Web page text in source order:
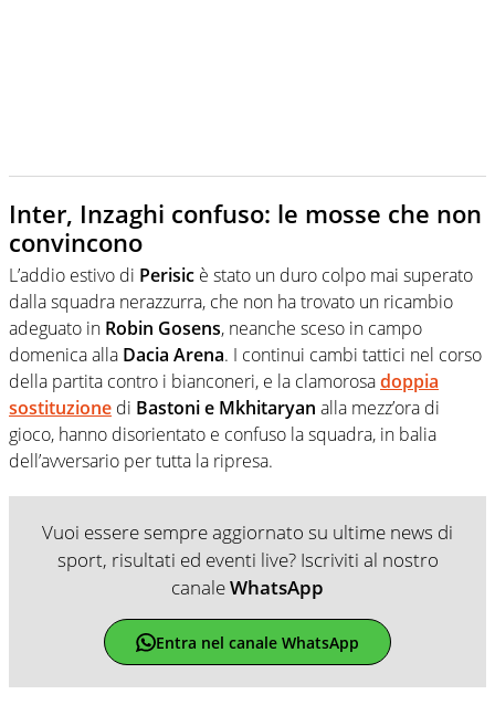
Inter, Inzaghi confuso: le mosse che non
convincono
L’addio estivo di Perisic è stato un duro colpo mai superato
dalla squadra nerazzurra, che non ha trovato un ricambio
adeguato in Robin Gosens, neanche sceso in campo
domenica alla Dacia Arena. I continui cambi tattici nel corso
della partita contro i bianconeri, e la clamorosadoppia
sostituzione di Bastoni e Mkhitaryan alla mezz’ora di
gioco, hanno disorientato e confuso la squadra, in balia
dell’avversario per tutta la ripresa.
Vuoi essere sempre aggiornato su ultime news di
sport, risultati ed eventi live? Iscriviti al nostro
canaleWhatsApp
Entra nel canale WhatsApp